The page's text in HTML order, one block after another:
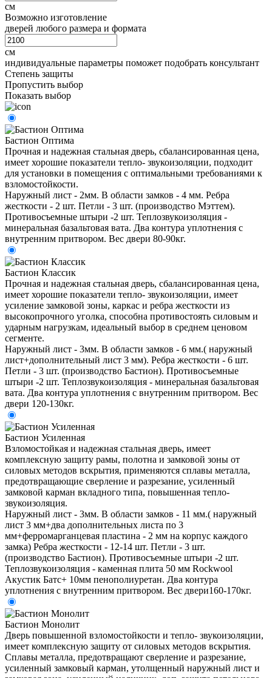
см
Возможно изготовление
дверей любого размера и формата
см
индивидуальные параметры поможет подобрать консультант
Степень защиты
Пропустить выбор
Показать выбор
Бастион Оптима
Прочная и надежная стальная дверь, сбалансированная цена,
имеет хорошие показатели тепло- звукоизоляции, подходит
для установки в помещения с оптимальными требованиями к
взломостойкости.
Наружный лист - 2мм. В области замков - 4 мм. Ребра
жесткости - 2 шт. Петли - 3 шт. (производство Мэттем).
Противосъемные штыри -2 шт. Теплозвукоизоляция -
минеральная базальтовая вата. Два контура уплотнения с
внутренним притвором. Вес двери 80-90кг.
Бастион Классик
Прочная и надежная стальная дверь, сбалансированная цена,
имеет хорошие показатели тепло- звукоизоляции, имеет
усиление замковой зоны, каркас и ребра жесткости из
высокопрочного уголка, способна противостоять силовым и
ударным нагрузкам, идеальный выбор в среднем ценовом
сегменте.
Наружный лист - 3мм. В области замков - 6 мм.( наружный
лист+дополнительный лист 3 мм). Ребра жесткости - 6 шт.
Петли - 3 шт. (производство Бастион). Противосъемные
штыри -2 шт. Теплозвукоизоляция - минеральная базальтовая
вата. Два контура уплотнения с внутренним притвором. Вес
двери 120-130кг.
Бастион Усиленная
Взломостойкая и надежная стальная дверь, имеет
комплексную защиту рамы, полотна и замковой зоны от
силовых методов вскрытия, применяются сплавы металла,
предотвращающие сверление и разрезание, усиленный
замковой карман вкладного типа, повышенная тепло-
звукоизоляция.
Наружный лист - 3мм. В области замков - 11 мм.( наружный
лист 3 мм+два дополнительных листа по 3
мм+ферромарганцевая пластина - 2 мм на корпус каждого
замка) Ребра жесткости - 12-14 шт. Петли - 3 шт.
(производство Бастион). Противосъемные штыри -2 шт.
Теплозвукоизоляция - каменная плита 50 мм Rockwool
Акустик Батс+ 10мм пенополиуретан. Два контура
уплотнения с внутренним притвором. Вес двери160-170кг.
Бастион Монолит
Дверь повышенной взломостойкости и тепло- звукоизоляции,
имеет комплексную защиту от силовых методов вскрытия.
Сплавы металла, предотвращают сверление и разрезание,
усиленный замковый карман, утолщенный наружный лист и